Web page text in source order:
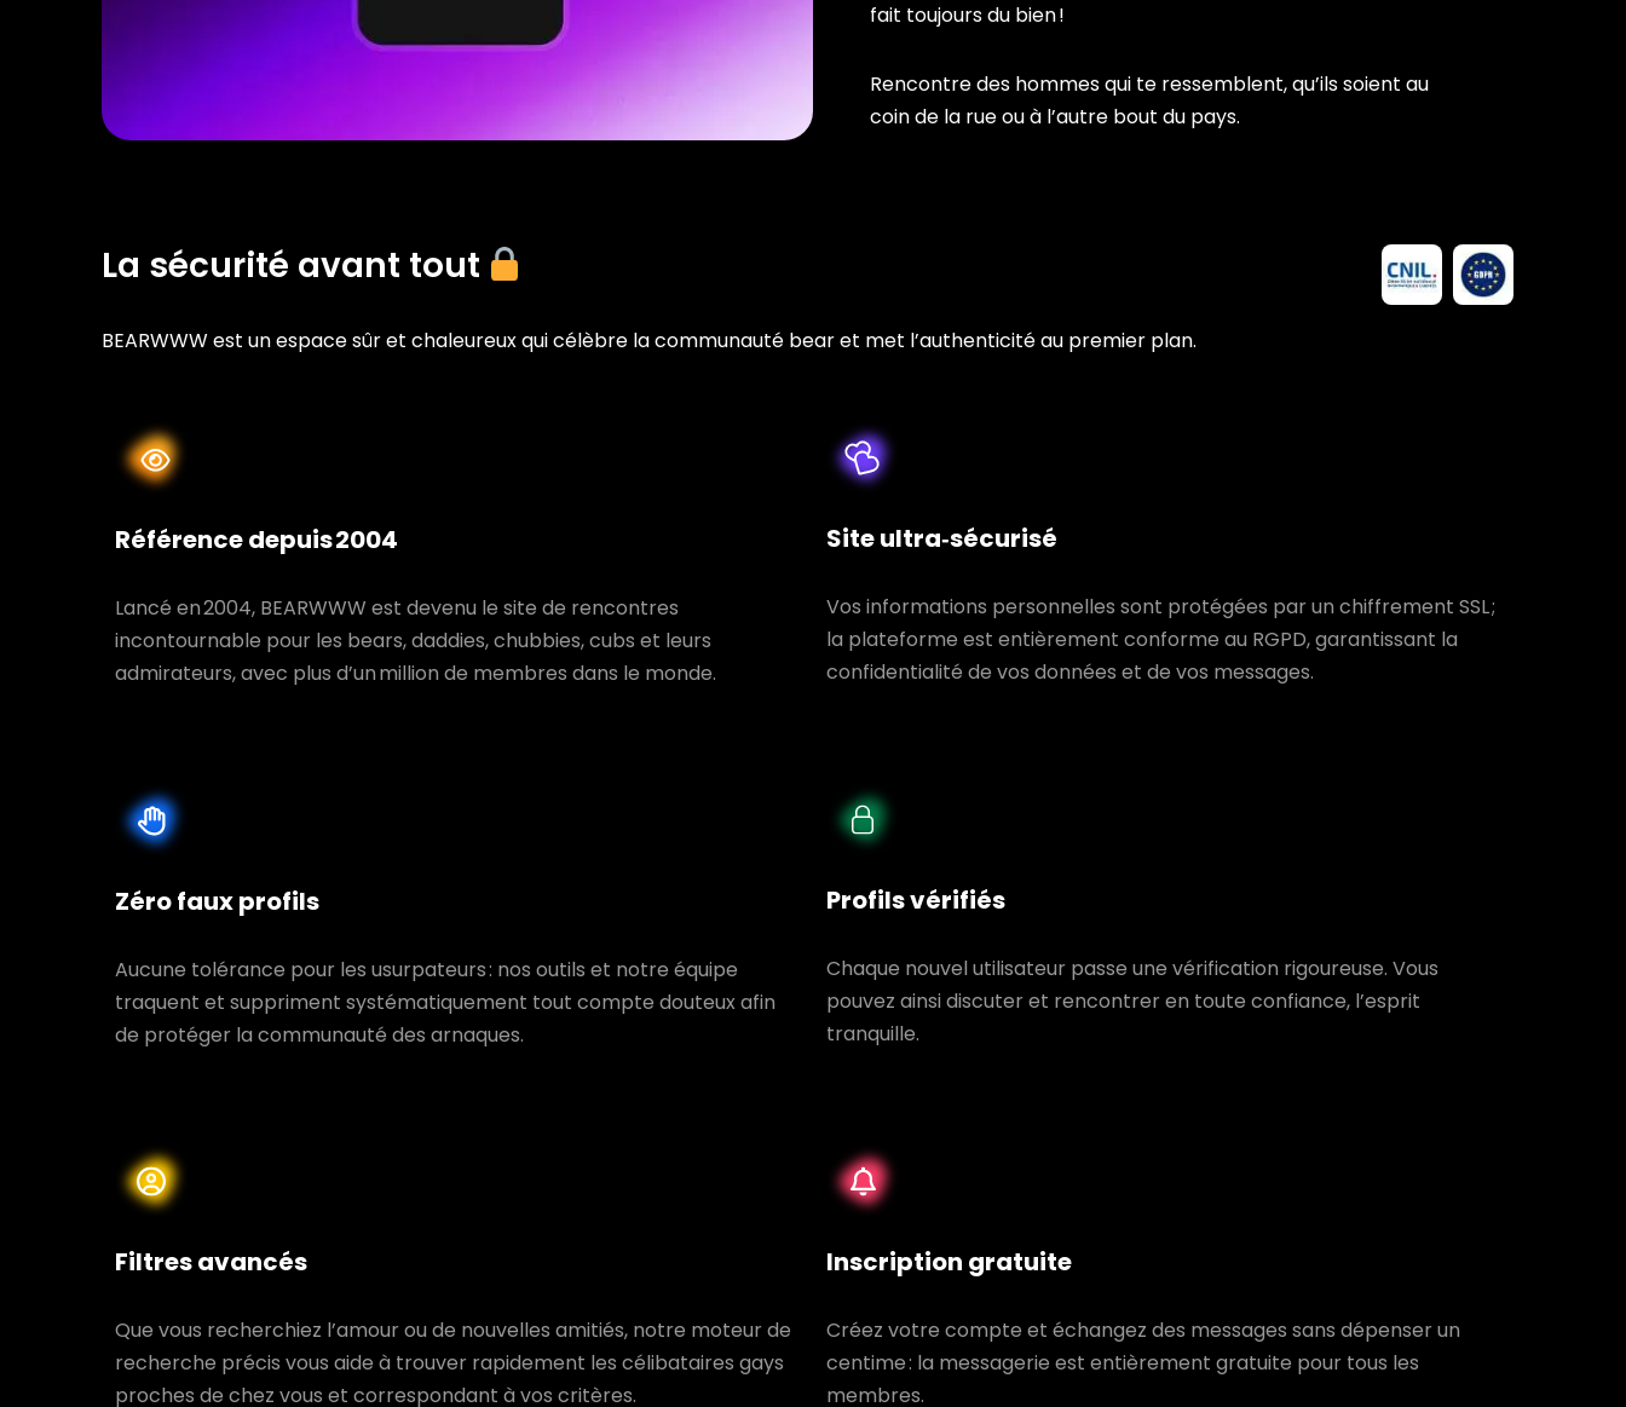
fait toujours du bien !
Rencontre des hommes qui te ressemblent, qu’ils soient au
coin de la rue ou à l’autre bout du pays.
La sécurité avant tout
BEARWWW est un espace sûr et chaleureux qui célèbre la communauté bear et met l’authenticité au premier plan.
Référence depuis 2004
Lancé en 2004, BEARWWW est devenu le site de rencontres
incontournable pour les bears, daddies, chubbies, cubs et leurs
admirateurs, avec plus d’un million de membres dans le monde.
Site ultra‑sécurisé
Vos informations personnelles sont protégées par un chiffrement SSL ;
la plateforme est entièrement conforme au RGPD, garantissant la
confidentialité de vos données et de vos messages.
Zéro faux profils
Aucune tolérance pour les usurpateurs : nos outils et notre équipe
traquent et suppriment systématiquement tout compte douteux afin
de protéger la communauté des arnaques.
Profils vérifiés
Chaque nouvel utilisateur passe une vérification rigoureuse. Vous
pouvez ainsi discuter et rencontrer en toute confiance, l’esprit
tranquille.
Filtres avancés
Que vous recherchiez l’amour ou de nouvelles amitiés, notre moteur de
recherche précis vous aide à trouver rapidement les célibataires gays
proches de chez vous et correspondant à vos critères.
Inscription gratuite
Créez votre compte et échangez des messages sans dépenser un
centime : la messagerie est entièrement gratuite pour tous les
membres.